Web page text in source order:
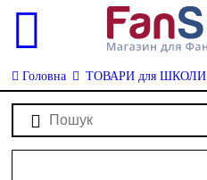
Головна ТОВАРИ для ШКОЛИ